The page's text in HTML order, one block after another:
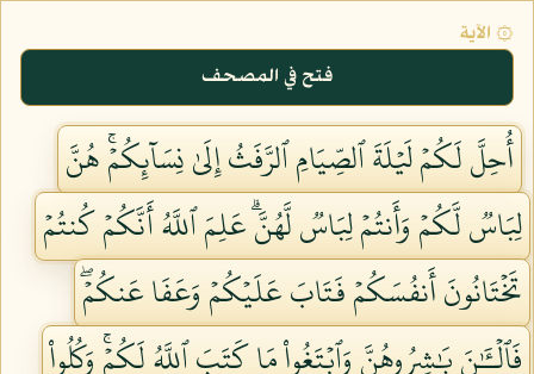
۞ الآية
فتح في المصحف
أُحِلَّ لَكُمۡ لَيۡلَةَ ٱلصِّيَامِ ٱلرَّفَثُ إِلَىٰ نِسَآئِكُمۡۚ هُنَّ
لِبَاسٞ لَّكُمۡ وَأَنتُمۡ لِبَاسٞ لَّهُنَّۗ عَلِمَ ٱللَّهُ أَنَّكُمۡ كُنتُمۡ
تَخۡتَانُونَ أَنفُسَكُمۡ فَتَابَ عَلَيۡكُمۡ وَعَفَا عَنكُمۡۖ
فَٱلۡـَٰٔنَ بَٰشِرُوهُنَّ وَٱبۡتَغُواْ مَا كَتَبَ ٱللَّهُ لَكُمۡۚ وَكُلُواْ